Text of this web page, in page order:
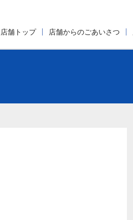
店舗トップ 店舗からのごあいさつ